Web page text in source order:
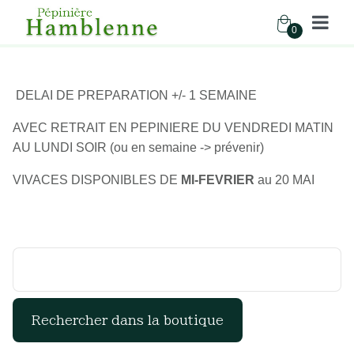
0
DELAI DE PREPARATION +/- 1 SEMAINE
AVEC RETRAIT EN PEPINIERE DU VENDREDI MATIN
AU LUNDI SOIR (ou en semaine -> prévenir)
VIVACES DISPONIBLES DE MI-FEVRIER au 20 MAI